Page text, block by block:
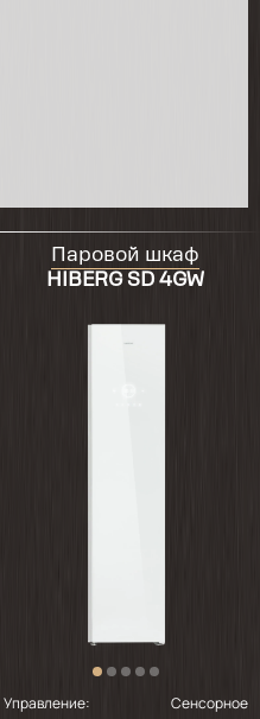
Паровой шкаф
HIBERG SD 4GW
Управление:
Сенсорное